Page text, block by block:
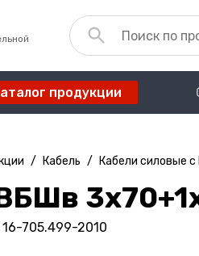
продукции
/ Кабель / Кабели силовые
705.499-2010